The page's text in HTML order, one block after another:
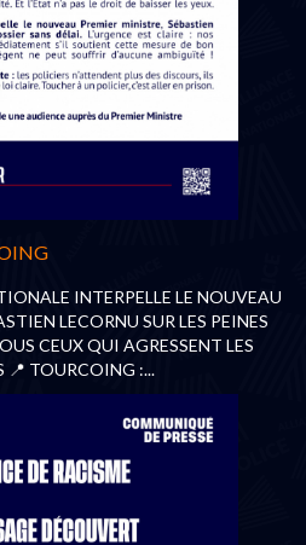
INTERPELLE LE NOUVEAU
LECORNU SUR LES PEINES
CEUX QUI AGRESSENT LES
📍 TOURCOING :...